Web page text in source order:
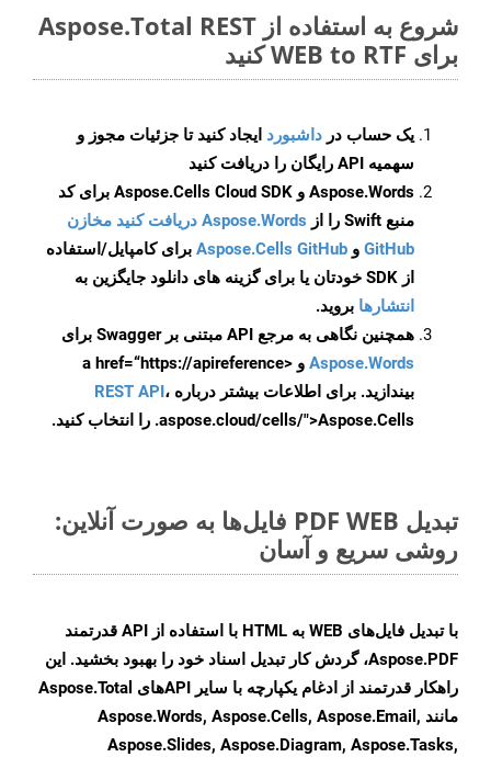
شروع به استفاده از Aspose.Total REST
برای WEB to RTF کنید
یک حساب در داشبورد ایجاد کنید تا جزئیات مجوز و
سهمیه API رایگان را دریافت کنید
Aspose.Words و Aspose.Cells Cloud SDK برای کد
منبع Swift را از
Aspose.Words دریافت کنید مخازن
GitHub و Aspose.Cells GitHub برای کامپایل/استفاده
از SDK خودتان یا برای گزینه های دانلود جایگزین به
انتشارها بروید.
همچنین نگاهی به مرجع API مبتنی بر Swagger برای
Aspose.Words
و <a href=“https://apireference
بیندازید. برای اطلاعات بیشتر درباره REST API،
.aspose.cloud/cells/">Aspose.Cells را انتخاب کنید.
تبدیل PDF WEB فایل‌ها به صورت آنلاین:
روشی سریع و آسان
با تبدیل فایل‌های WEB به HTML با استفاده از API قدرتمند
Aspose.PDF، گردش کار تبدیل اسناد خود را بهبود بخشید. این
راهکار قدرتمند از ادغام یکپارچه با سایر APIهای Aspose.Total
مانند Aspose.Words, Aspose.Cells, Aspose.Email,
Aspose.Slides, Aspose.Diagram, Aspose.Tasks,